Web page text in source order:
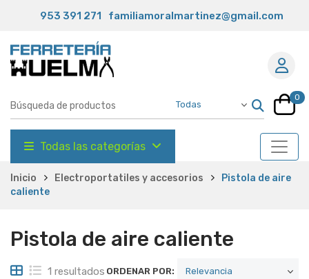
953 391 271 familiamoralmartinez@gmail.com
0
Todas las categorías
Inicio Electroportatiles y accesorios
Pistola de aire
caliente
Pistola de aire caliente
1 resultados ORDENAR POR: